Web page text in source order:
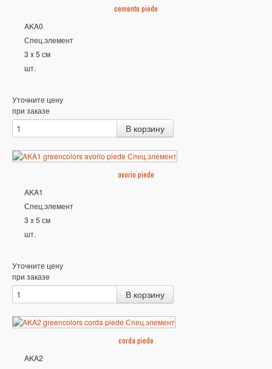
cemento piede
AKA0
Спец.элемент
3 x 5 см
шт.
Уточните цену
при заказе
avorio piede
AKA1
Спец.элемент
3 x 5 см
шт.
Уточните цену
при заказе
corda piede
AKA2